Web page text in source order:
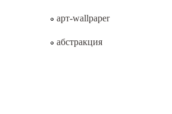
арт-wallpaper
абстракция